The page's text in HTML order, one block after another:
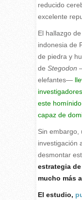
reducido
excelente
El hallazgo
indonesia de
de piedra y
de Stegodon
elefantes—
este
capaz de
Sin embargo,
investigación
desmontar
estrategia
mucho más
El estudio,